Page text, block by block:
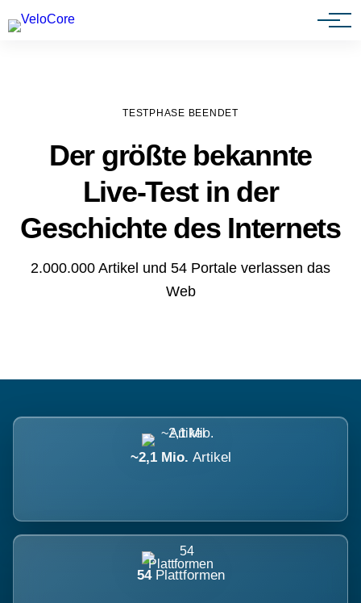
Agenturen & Webdesigner
TESTPHASE BEENDET
Der größte bekannte
Live-Test in der
Geschichte des Internets
2.000.000 Artikel und 54 Portale verlassen das
Web
~2,1 Mio. Artikel
54 Plattformen